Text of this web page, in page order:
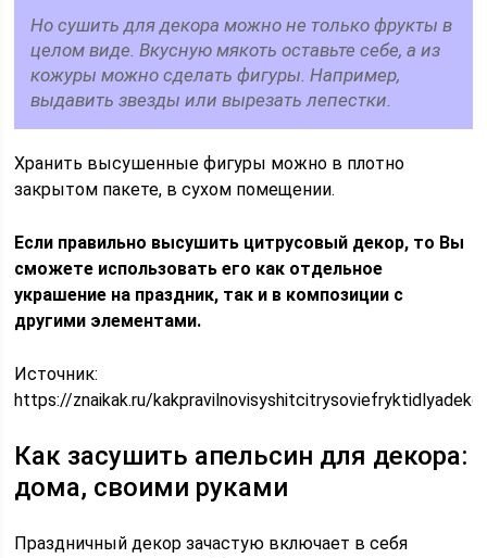
Но сушить для декора можно не только фрукты в
целом виде. Вкусную мякоть оставьте себе, а из
кожуры можно сделать фигуры. Например,
выдавить звезды или вырезать лепестки.
Хранить высушенные фигуры можно в плотно
закрытом пакете, в сухом помещении.
Если правильно высушить цитрусовый декор, то Вы
сможете использовать его как отдельное
украшение на праздник, так и в композиции с
другими элементами.
Источник:
https://znaikak.ru/
Как засушить апельсин для декора:
дома, своими руками
Праздничный декор зачастую включает в себя